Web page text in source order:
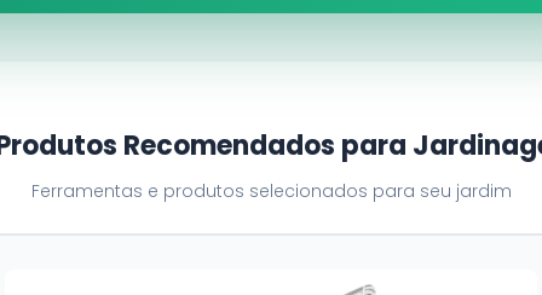
Recomendados para
Ferramentas e produtos selecionados para seu jardim